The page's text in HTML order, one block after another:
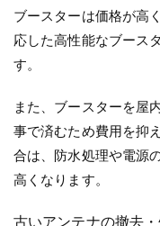
ブースターは価格が高
応した高性能なブース
す。
また、ブースターを屋
事で済むため費用を抑
合は、防水処理や電源
高くなります。
古いアンテナの撤去・